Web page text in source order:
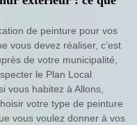
de peinture pour vos
vous devez réaliser, c’est
de votre municipalité,
le Plan Local
vous habitez à Allons,
votre type de peinture
vous voulez donner à vos